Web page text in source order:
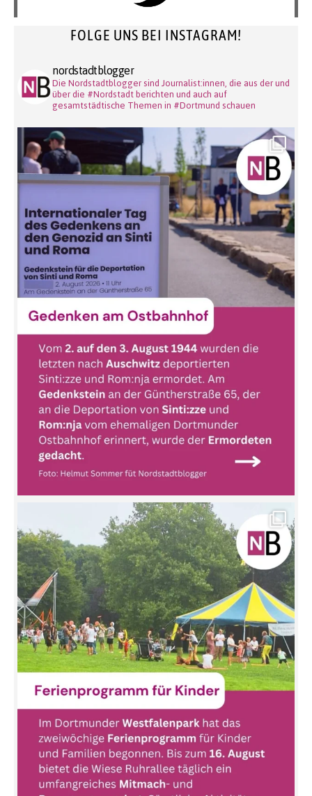
FOLGE UNS BEI INSTAGRAM!
nordstadtblogger
Die Nordstadtblogger sind Journalist:innen, die aus der und
über die #Nordstadt berichten und auch auf
gesamtstädtische Themen in #Dortmund schauen